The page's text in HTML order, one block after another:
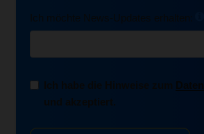
Ich möchte News-Updates erhalten:
Ich habe die Hinweise zum
und akzeptiert.